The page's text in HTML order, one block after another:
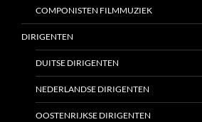
COMPONISTEN FILMMUZIEK
DIRIGENTEN
DUITSE DIRIGENTEN
NEDERLANDSE DIRIGENTEN
OOSTENRIJKSE DIRIGENTEN